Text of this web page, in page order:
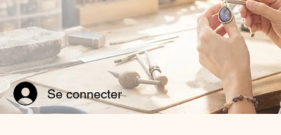
Se connecter